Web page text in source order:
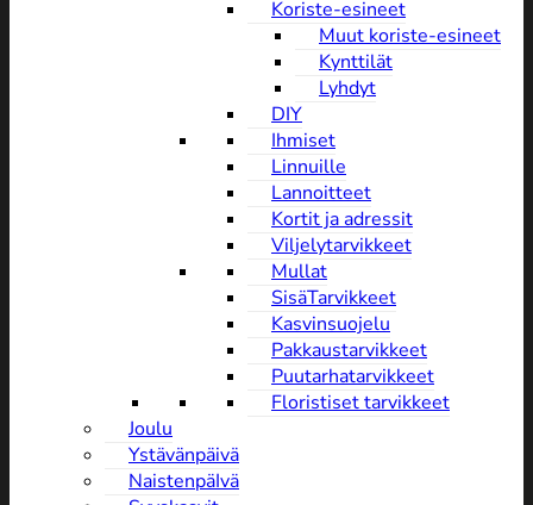
Koriste-esineet
Muut koriste-esineet
Kynttilät
Lyhdyt
DIY
Ihmiset
Linnuille
Lannoitteet
Kortit ja adressit
Viljelytarvikkeet
Mullat
SisäTarvikkeet
Kasvinsuojelu
Pakkaustarvikkeet
Puutarhatarvikkeet
Floristiset tarvikkeet
Joulu
Ystävänpäivä
NaistenpäIvä